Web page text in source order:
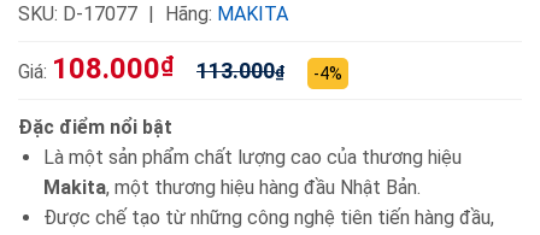
SKU: D-17077 Hãng: MAKITA
Giá: 108.000₫ 113.000₫ -4%
Đặc điểm nổi bật
Là một sản phẩm chất lượng cao của thương hiệu
Makita, một thương hiệu hàng đầu Nhật Bản.
Được chế tạo từ những công nghệ tiên tiến hàng đầu,